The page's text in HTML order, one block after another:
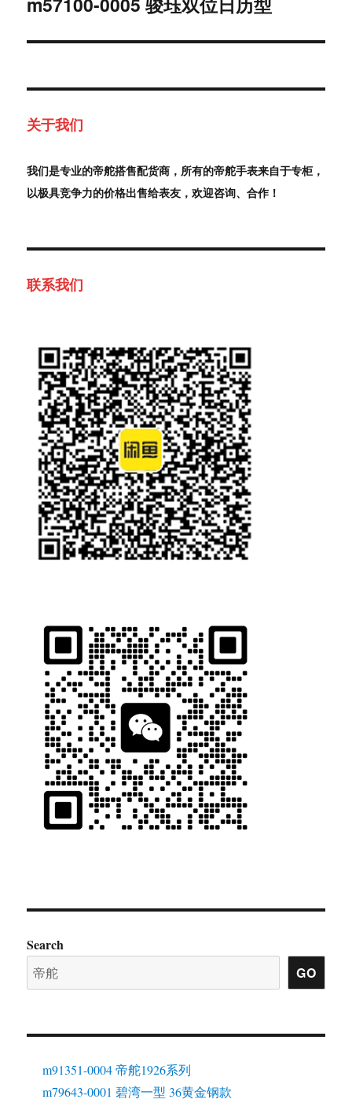
下
文
关于我们
我们是专业的帝舵搭售配货商，所有的帝舵手表来自于专柜，
以极具竞争力的价格出售给表友，欢迎咨询、合作！
联系我们
Search
GO
m91351-0004 帝舵1926系列
m79643-0001 碧湾一型 36黄金钢款